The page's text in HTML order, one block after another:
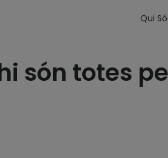
Qui
són totes